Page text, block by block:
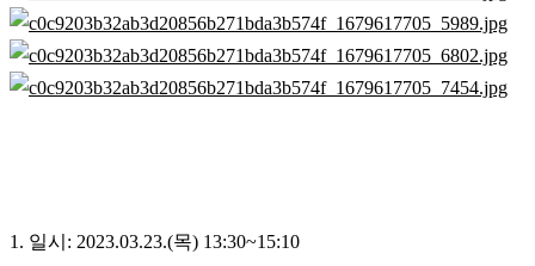
1. 일시: 2023.03.23.(목) 13:30~15:10